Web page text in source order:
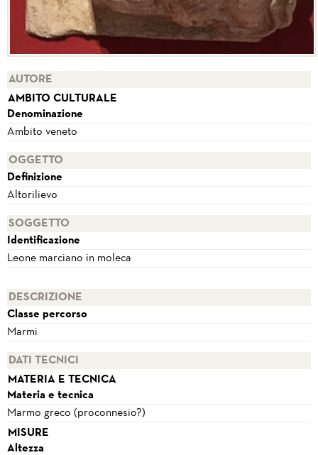
AUTORE
AMBITO CULTURALE
Denominazione
Ambito veneto
OGGETTO
Definizione
Altorilievo
SOGGETTO
Identificazione
Leone marciano in moleca
DESCRIZIONE
Classe percorso
Marmi
DATI TECNICI
MATERIA E TECNICA
Materia e tecnica
Marmo greco (proconnesio?)
MISURE
Altezza